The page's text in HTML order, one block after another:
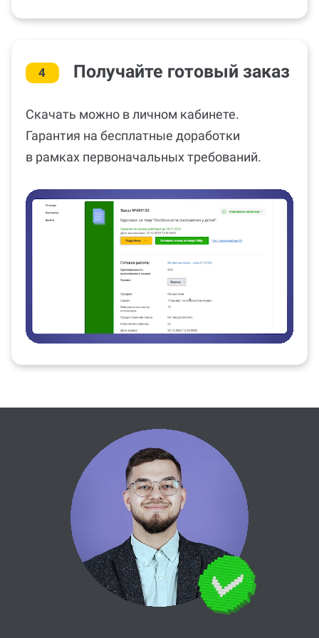
4 Получайте готовый заказ
Скачать можно в личном кабинете.
Гарантия на бесплатные доработки
в рамках первоначальных требований.